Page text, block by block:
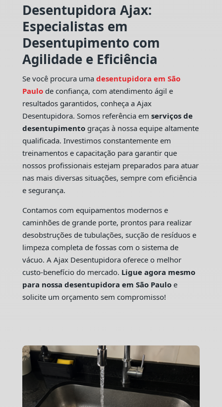
Desentupidora Ajax:
Especialistas em
Desentupimento com
Agilidade e Eficiência
Se você procura uma desentupidora em São
Paulo de confiança, com atendimento ágil e
resultados garantidos, conheça a Ajax
Desentupidora. Somos referência em serviços de
desentupimentograças à nossa equipe altamente
qualificada. Investimos constantemente em
treinamentos e capacitação para garantir que
nossos profissionais estejam preparados para atuar
nas mais diversas situações, sempre com eficiência
e segurança.
Contamos com equipamentos modernos e
caminhões de grande porte, prontos para realizar
desobstruções de tubulações, sucção de resíduos e
limpeza completa de fossas com o sistema de
vácuo. A Ajax Desentupidora oferece o melhor
custo-benefício do mercado. Ligue agora mesmo
para nossa desentupidora em São Pauloe
solicite um orçamento sem compromisso!